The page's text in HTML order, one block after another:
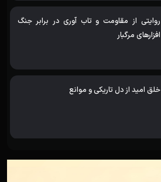
روایتی از مقاومت و تاب آوری در برابر جنگ
افزارهای مرگبار
خلق امید از دل تاریکی و موانع